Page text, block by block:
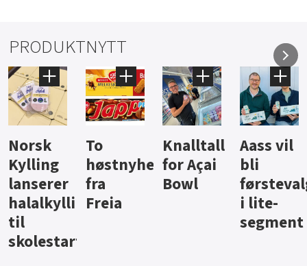
PRODUKTNYTT
Knalltall
for Açai
Bowl
Aass vil
bli
førstevalg
i lite-
Brus og
jus fra
Berentsen
Hard
iste fra
Hansa